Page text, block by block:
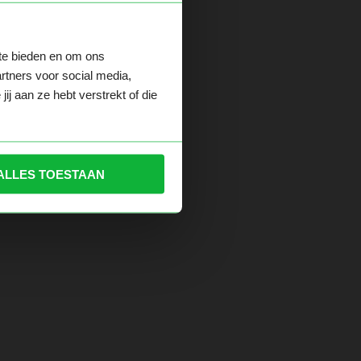
bieden en om ons
voor social media,
aan ze hebt verstrekt of die
TOESTAAN